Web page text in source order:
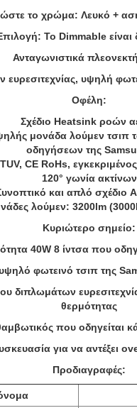
το χρώμα: Λευκό +
Το Dimmable είναι
Ανταγωνιστικά
ευρεσιτεχνίας, υψηλή
Οφέλη:
Σχέδιο Heatsink ροών
μονάδα λούμεν τσιπ
οδηγήσεων της
CE RoHs,
120° γωνίαακτίνων
και απλό σχέδιο
λούμεν: 3200lm
Κυριώτερο σημείο:
40W 8 ίντσα που
φωτεινό τσιπ της
διπλωμάτων
θερμότητας
που οδηγείται
για να αντέξει
Προδιαγραφές: